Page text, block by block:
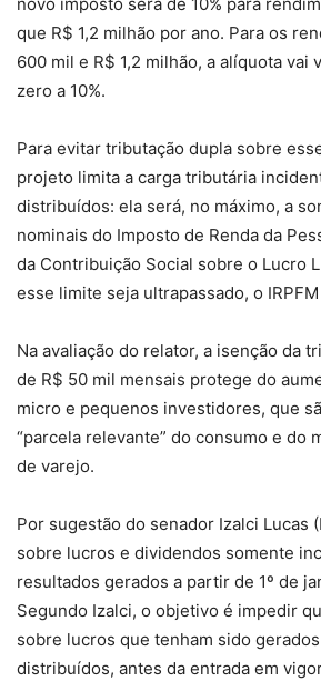
que R$ 1,2 milhão por ano. Para os
600 mil e R$ 1,2 milhão, a alíquota vai
zero a 10%.
Para evitar tributação dupla sobre
projeto limita a carga tributária
distribuídos: ela será, no máximo, a
nominais do Imposto de Renda da
da Contribuição Social sobre o Lucro
esse limite seja ultrapassado, o
Na avaliação do relator, a isenção da
de R$ 50 mil mensais protege do
micro e pequenos investidores, que
“parcela relevante” do consumo e do
de varejo.
Por sugestão do senador Izalci Lucas
sobre lucros e dividendos somente
resultados gerados a partir de 1º de
Segundo Izalci, o objetivo é impedir
sobre lucros que tenham sido
distribuídos, antes da entrada em